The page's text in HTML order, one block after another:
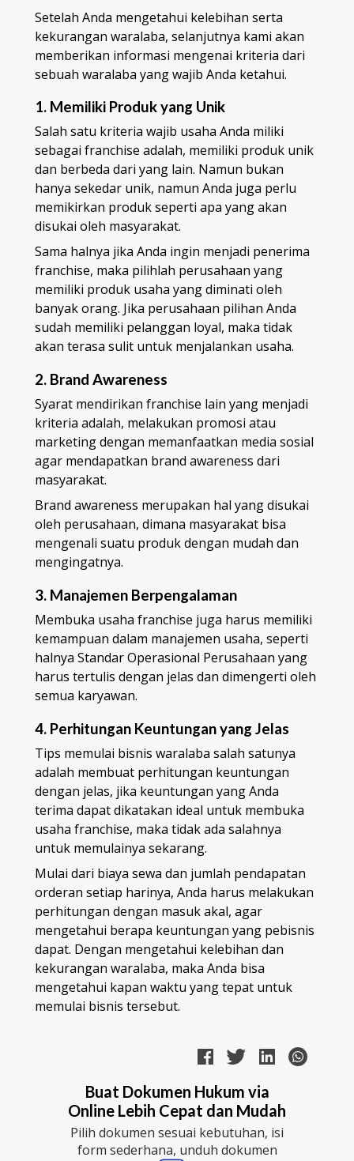
Setelah Anda mengetahui kelebihan serta
kekurangan waralaba, selanjutnya kami akan
memberikan informasi mengenai kriteria dari
sebuah waralaba yang wajib Anda ketahui.
1. Memiliki Produk yang Unik
Salah satu kriteria wajib usaha Anda miliki
sebagai franchise adalah, memiliki produk unik
dan berbeda dari yang lain. Namun bukan
hanya sekedar unik, namun Anda juga perlu
memikirkan produk seperti apa yang akan
disukai oleh masyarakat.
Sama halnya jika Anda ingin menjadi penerima
franchise, maka pilihlah perusahaan yang
memiliki produk usaha yang diminati oleh
banyak orang. Jika perusahaan pilihan Anda
sudah memiliki pelanggan loyal, maka tidak
akan terasa sulit untuk menjalankan usaha.
2. Brand Awareness
Syarat mendirikan franchise lain yang menjadi
kriteria adalah, melakukan promosi atau
marketing dengan memanfaatkan media sosial
agar mendapatkan brand awareness dari
masyarakat.
Brand awareness merupakan hal yang disukai
oleh perusahaan, dimana masyarakat bisa
mengenali suatu produk dengan mudah dan
mengingatnya.
3. Manajemen Berpengalaman
Membuka usaha franchise juga harus memiliki
kemampuan dalam manajemen usaha, seperti
halnya Standar Operasional Perusahaan yang
harus tertulis dengan jelas dan dimengerti oleh
semua karyawan.
4. Perhitungan Keuntungan yang Jelas
Tips memulai bisnis waralaba salah satunya
adalah membuat perhitungan keuntungan
dengan jelas, jika keuntungan yang Anda
terima dapat dikatakan ideal untuk membuka
usaha franchise, maka tidak ada salahnya
untuk memulainya sekarang.
Mulai dari biaya sewa dan jumlah pendapatan
orderan setiap harinya, Anda harus melakukan
perhitungan dengan masuk akal, agar
mengetahui berapa keuntungan yang pebisnis
dapat. Dengan mengetahui kelebihan dan
kekurangan waralaba, maka Anda bisa
mengetahui kapan waktu yang tepat untuk
memulai bisnis tersebut.
Buat Dokumen Hukum via
Online Lebih Cepat dan Mudah
Pilih dokumen sesuai kebutuhan, isi
form sederhana, unduh dokumen